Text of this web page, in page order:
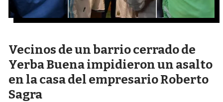
Vecinos de un barrio cerrado de
Yerba Buena impidieron un asalto
en la casa del empresario Roberto
Sagra